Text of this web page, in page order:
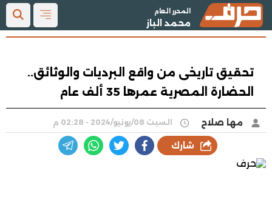
المحرر العام
محمد الباز
تحقيق تاريخى من واقع البرديات والوثائق..
الحضارة المصرية عمرها 35 ألف عام
مها صلاح السبت 08/يونيو/2024 - 02:28 م
شارك